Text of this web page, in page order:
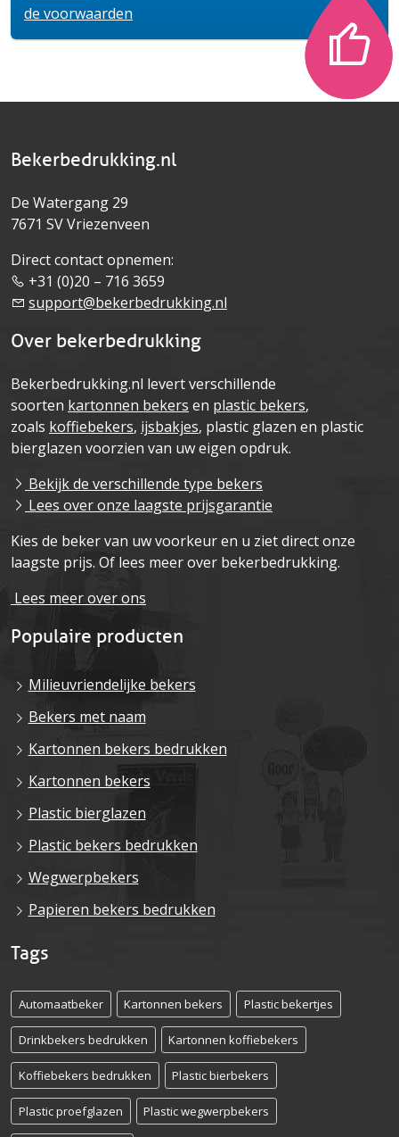
de voorwaarden
Bekerbedrukking.nl
De Watergang 29
7671 SV Vriezenveen
Direct contact opnemen:
+31 (0)20 – 716 3659
support@bekerbedrukking.nl
Over bekerbedrukking
Bekerbedrukking.nl levert verschillende
soorten kartonnen bekers en plastic bekers,
zoals koffiebekers, ijsbakjes, plastic glazen en plastic
bierglazen voorzien van uw eigen opdruk.
Bekijk de verschillende type bekers
Lees over onze laagste prijsgarantie
Kies de beker van uw voorkeur en u ziet direct onze
laagste prijs. Of lees meer over bekerbedrukking.
Lees meer over ons
Populaire producten
Milieuvriendelijke bekers
Bekers met naam
Kartonnen bekers bedrukken
Kartonnen bekers
Plastic bierglazen
Plastic bekers bedrukken
Wegwerpbekers
Papieren bekers bedrukken
Tags
Automaatbeker Kartonnen bekers Plastic bekertjes
Drinkbekers bedrukken Kartonnen koffiebekers
Koffiebekers bedrukken Plastic bierbekers
Plastic proefglazen Plastic wegwerpbekers